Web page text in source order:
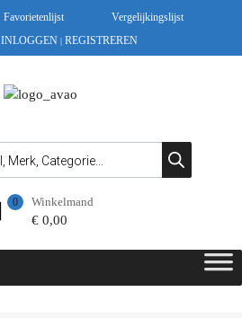
Favorietenlijst
Vergelijkingslijst
INLOGGEN | REGISTREREN
Winkelmand
€0,00
0